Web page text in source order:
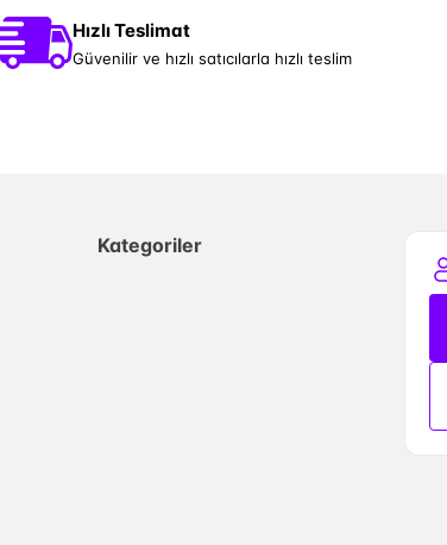
Hızlı Teslimat
Güvenilir ve hızlı satıcılarla hızlı teslim
Kategoriler